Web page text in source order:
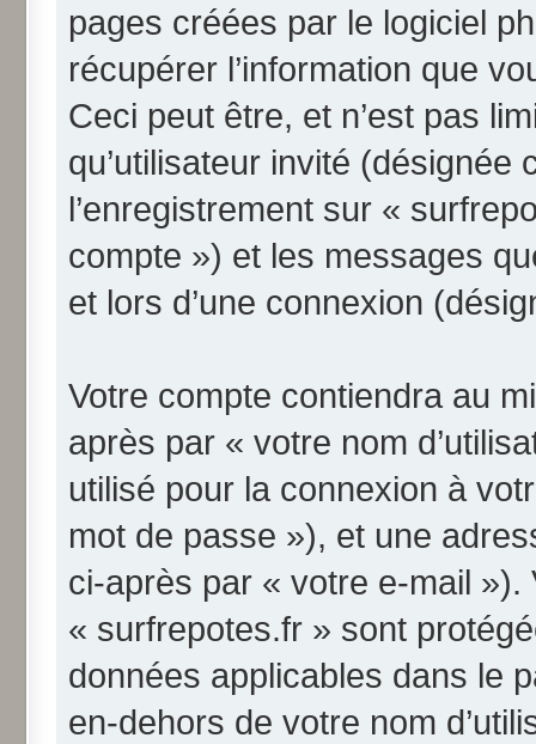
pages créées par le logiciel
récupérer l’information que
Ceci peut être, et n’est pas
qu’utilisateur invité
l’enregistrement sur «
compte ») et les messages
et lors d’une connexion
Votre compte contiendra au
après par « votre nom
utilisé pour la connexion à
mot de passe »), et une
ci-après par « votre e-mail
« surfrepotes.fr » sont
données applicables dans le
en-dehors de votre nom